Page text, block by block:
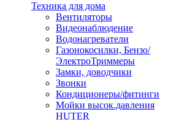
Техника для дома
Вентиляторы
Видеонаблюдение
Водонагреватели
Газонокосилки, Бензо/
ЭлектроТриммеры
Замки, доводчики
Звонки
Кондиционеры/фитинги
Мойки высок.давления
HUTER